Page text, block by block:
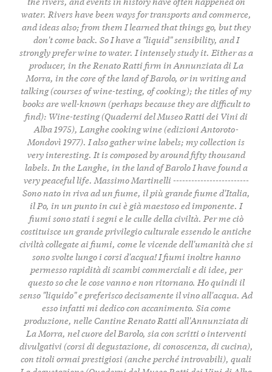
water. Rivers have been ways for transports and commerce,
and ideas also; from them I learned that things go, but they
don't come back. So I have a "liquid" sensibility, and I
strongly prefer wine to water. I intensely study it. Either as a
producer, in the Renato Ratti firm in Annunziata di La
Morra, in the core of the land of Barolo, or in writing and
talking (courses of wine-testing, of cooking); the titles of my
books are well-known (perhaps because they are difficult to
find): Wine-testing (Quaderni del Museo Ratti dei Vini di
Alba 1975), Langhe cooking wine (edizioni Antoroto-
Mondovì 1977). I also gather wine labels; my collection is
very interesting. It is composed by around fifty thousand
labels. In the Langhe, in the land of Barolo I have found a
very peaceful life. Massimo Martinelli -------------------------
Sono nato in riva ad un fiume, il più grande fiume d'Italia,
il Po, in un punto in cui è già maestoso ed imponente. I
fiumi sono stati i segni e le culle della civiltà. Per me ciò
costituisce un grande privilegio culturale essendo le antiche
civiltà collegate ai fiumi, come le vicende dell'umanità che si
sono svolte lungo i corsi d'acqua! I fiumi inoltre hanno
permesso rapidità di scambi commerciali e di idee, per
questo so che le cose vanno e non ritornano. Ho quindi il
senso "liquido" e preferisco decisamente il vino all'acqua. Ad
esso infatti mi dedico con accanimento. Sia come
produzione, nelle Cantine Renato Ratti all'Annunziata di
La Morra, nel cuore del Barolo, sia con scritti o interventi
divulgativi (corsi di degustazione, di conoscenza, di cucina),
con titoli ormai prestigiosi (anche perché introvabili), quali